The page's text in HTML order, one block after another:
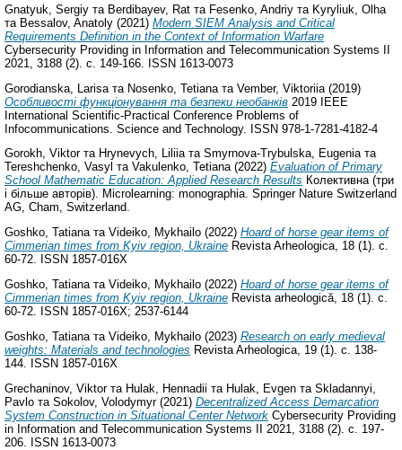
Gnatyuk, Sergiy та Berdibayev, Rat та Fesenko, Andriy та Kyryliuk, Olha
та Bessalov, Anatoly (2021) Modern SIEM Analysis and Critical
Requirements Definition in the Context of Information Warfare
Cybersecurity Providing in Information and Telecommunication Systems II
2021, 3188 (2). с. 149-166. ISSN 1613-0073
Gorodianska, Larisa та Nosenko, Tetiana та Vember, Viktoriia (2019)
Особливості функціонування та безпеки необанків 2019 IEEE
International Scientific-Practical Conference Problems of
Infocommunications. Science and Technology. ISSN 978-1-7281-4182-4
Gorokh, Viktorта Hrynevych, Liliiaта Smyrnova-Trybulska, Eugeniaта
Tereshchenko, Vasyl та Vakulenko, Tetiana(2022) Evaluation of Primary
School Mathematic Education: Applied Research Results Колективна (три
і більше авторів). Microlearning: monographia. Springer Nature Switzerland
AG, Cham, Switzerland.
Goshko, Tatianaта Videiko, Mykhailo (2022) Hoard of horse gear items of
Cimmerian times from Kyiv region, Ukraine Revista Arheologica, 18 (1). с.
60-72. ISSN 1857-016X
Goshko, Tatiana та Videiko, Mykhailo (2022) Hoard of horse gear items of
Cimmerian times from Kyiv region, Ukraine Revista arheologică, 18 (1). с.
60-72. ISSN 1857-016X; 2537-6144
Goshko, Tatiana та Videiko, Mykhailo (2023) Research on early medieval
weights: Materials and technologies Revista Arheologica, 19 (1). с. 138-
144. ISSN 1857-016X
Grechaninov, Viktorта Hulak, Hennadii та Hulak, Evgen та Skladannyi,
Pavlo та Sokolov, Volodymyr(2021) Decentralized Access Demarcation
System Construction in Situational Center Network Cybersecurity Providing
in Information and Telecommunication Systems II 2021, 3188 (2). с. 197-
206. ISSN 1613-0073